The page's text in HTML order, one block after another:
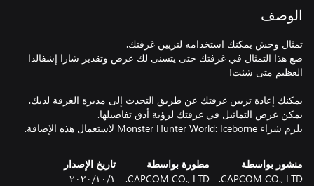
الوصف
ضع هذا التمثال في غرفتك حتى يتسنى لك عرض وتقدير شارا إشفالدا
يلزم شراء Monster Hunter World: Iceborne لاستعمال هذه الإضافة.
منشور بواسطة
CAPCOM CO., LTD.
مطورة بواسطة
CAPCOM CO., LTD.
تاريخ الإصدار
١‏/١٠‏/٢٠٢٠